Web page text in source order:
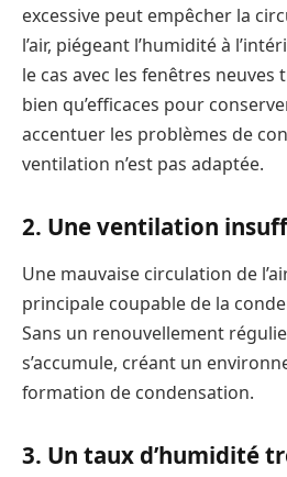
excessive peut empêcher la
l’air, piégeant l’humidité à
le cas avec les fenêtres
bien qu’efficaces pour
accentuer les problèmes de
ventilation n’est pas adaptée.
2. Une ventilation
Une mauvaise circulation de
principale coupable de la
Sans un renouvellement
s’accumule, créant un
formation de condensation.
3. Un taux d’humidité